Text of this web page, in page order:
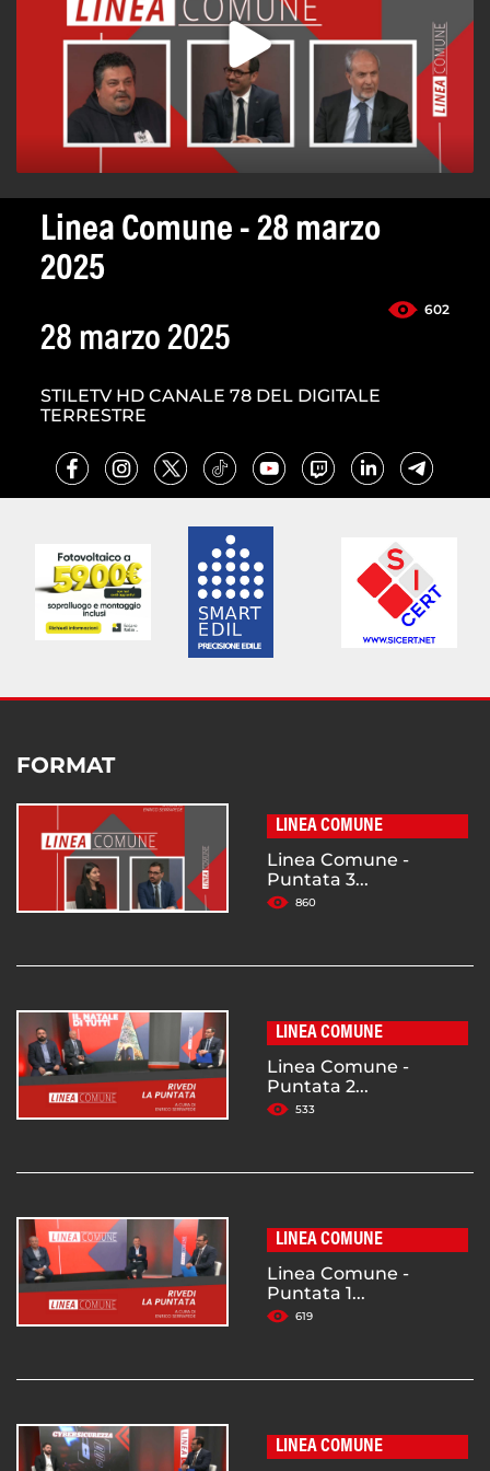
Linea Comune - 28 marzo
2025
602
28 marzo 2025
STILETV HD CANALE 78 DEL DIGITALE
TERRESTRE
FORMAT
LINEA COMUNE
Linea Comune -
Puntata 3...
860
LINEA COMUNE
Linea Comune -
Puntata 2...
533
LINEA COMUNE
Linea Comune -
Puntata 1...
619
LINEA COMUNE